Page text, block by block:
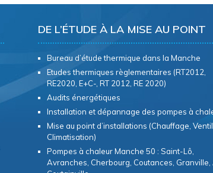
DE L’ÉTUDE À LA MISE AU POINT
Bureau d’étude thermique dans la Manche
Etudes thermiques règlementaires (RT2012,
RE2020, E+C-, RT 2012, RE 2020)
Audits énergétiques
Installation et dépannage des pompes à
Mise au point d’installations (Chauffage,
Climatisation)
Pompes à chaleur Manche 50 : Saint-Lô,
Avranches, Cherbourg, Coutances,